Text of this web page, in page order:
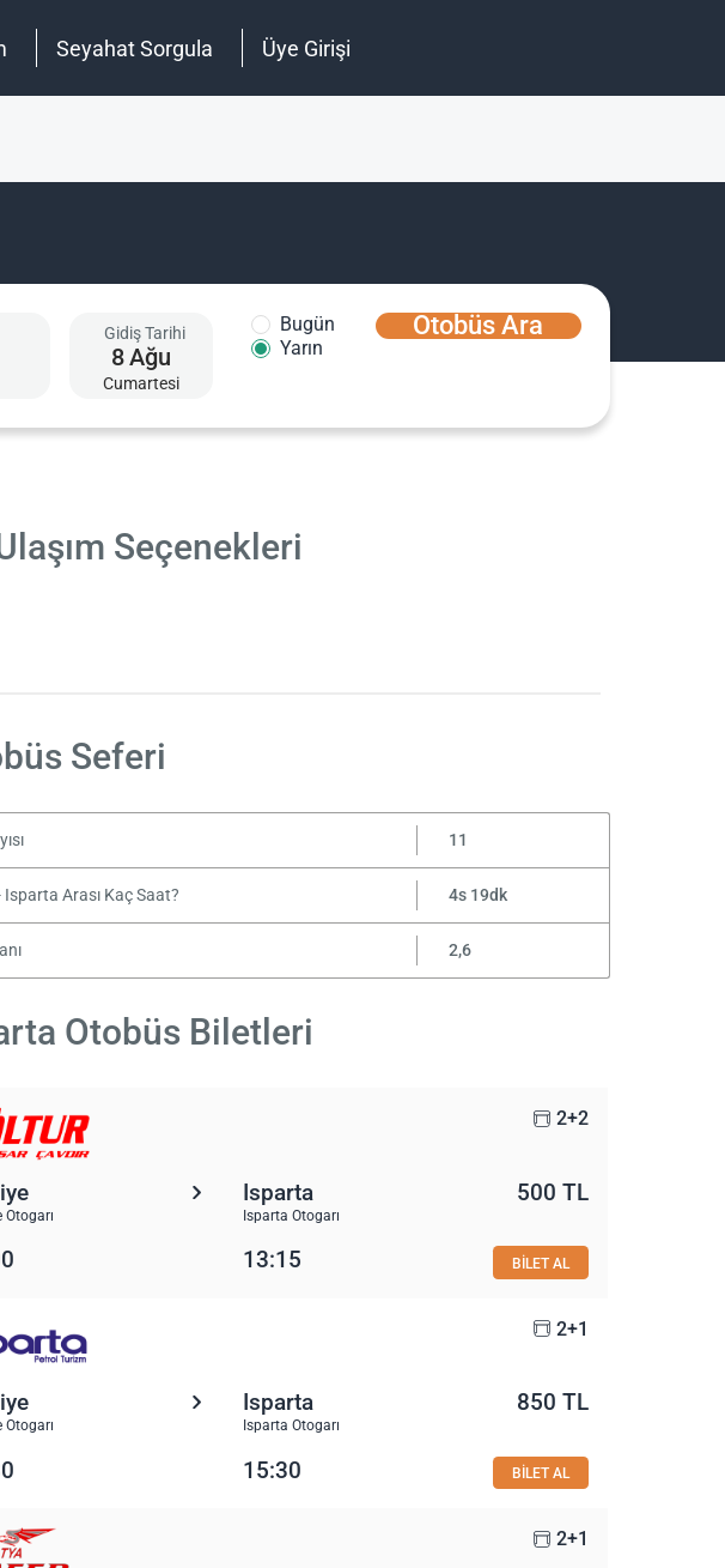
Seyahat Sorgula Üye Girişi
Gidiş Tarihi
8Ağu
Cumartesi
Bugün
Yarın
Otobüs Ara
Seçenekleri
Seferi
11
Isparta Arası Kaç Saat? 4s 19dk
2,6
Otobüs Biletleri
2+2
Otogarı
Isparta
Isparta Otogarı
500 TL
13:15 BİLET AL
2+1
Otogarı
Isparta
Isparta Otogarı
850 TL
15:30 BİLET AL
2+1